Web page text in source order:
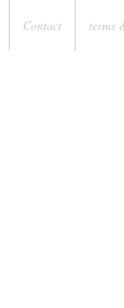
Contact terms